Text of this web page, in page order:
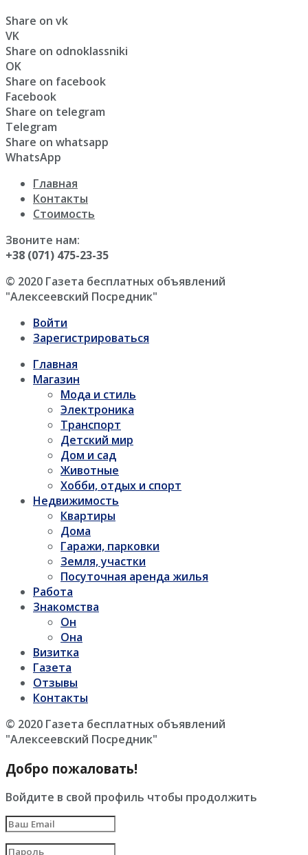
Share on vk
VK
Share on odnoklassniki
OK
Share on facebook
Facebook
Share on telegram
Telegram
Share on whatsapp
WhatsApp
Главная
Контакты
Стоимость
Звоните нам:
+38 (071) 475-23-35
© 2020 Газета бесплатных объявлений
"Алексеевский Посредник"
Войти
Зарегистрироваться
Главная
Магазин
Мода и стиль
Электроника
Транспорт
Детский мир
Дом и сад
Животные
Хобби, отдых и спорт
Недвижимость
Квартиры
Дома
Гаражи, парковки
Земля, участки
Посуточная аренда жилья
Работа
Знакомства
Он
Она
Визитка
Газета
Отзывы
Контакты
© 2020 Газета бесплатных объявлений
"Алексеевский Посредник"
Добро пожаловать!
Войдите в свой профиль чтобы продолжить